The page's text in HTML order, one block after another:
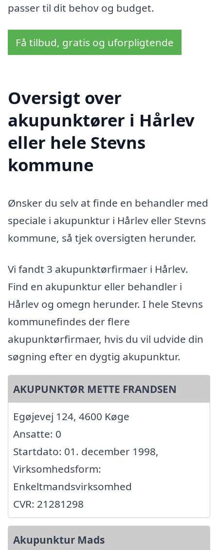
passer til dit behov og budget.
Få tilbud, gratis og uforpligtende
Oversigt over
akupunktører i Hårlev
eller hele Stevns
kommune
Ønsker du selv at finde en behandler med
speciale i akupunktur i Hårlev eller Stevns
kommune, så tjek oversigten herunder.
Vi fandt 3 akupunktørfirmaer i Hårlev.
Find en akupunktur eller behandler i
Hårlev og omegn herunder. I hele Stevns
kommunefindes der flere
akupunktørfirmaer, hvis du vil udvide din
søgning efter en dygtig akupunktur.
AKUPUNKTØR METTE FRANDSEN
Egøjevej 124, 4600 Køge
Ansatte: 0
Startdato: 01. december 1998,
Virksomhedsform:
Enkeltmandsvirksomhed
CVR: 21281298
Akupunktur Mads